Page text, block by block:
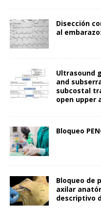
Disección
al
Ultrasound
and
subcostal
open upper
Bloqueo
Bloqueo de
axilar
descriptivo